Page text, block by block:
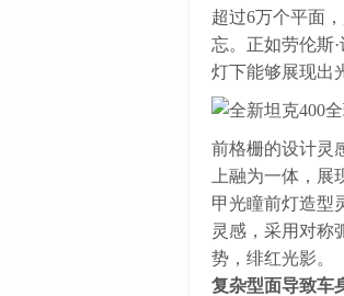
超过6万个平面
忘。正如劳伦斯
灯下能够展现出
前格栅的设计灵
上融为一体，
甲光瞳前灯造型
灵感，采用对称
势，绯红光影。
复杂型面导致车